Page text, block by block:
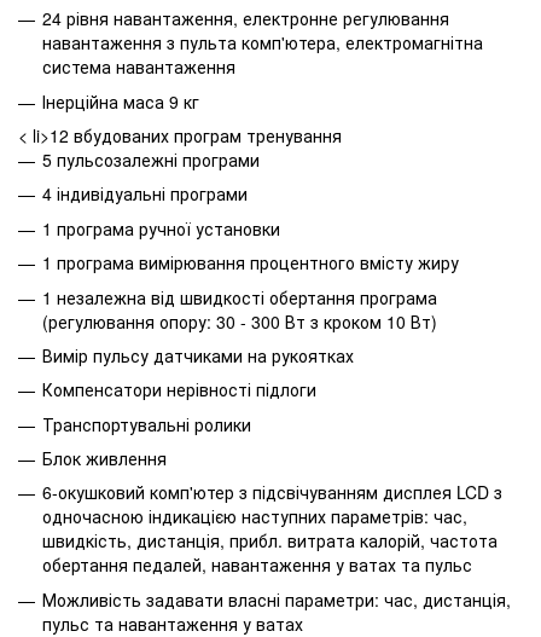
24 рівня навантаження, електронне регулювання
навантаження з пульта комп'ютера, електромагнітна
система навантаження
Інерційна маса 9 кг
< li>12 вбудованих програм тренування
5 пульсозалежні програми
4 індивідуальні програми
1 програма ручної установки
1 програма вимірювання процентного вмісту жиру
1 незалежна від швидкості обертання програма
(регулювання опору: 30 - 300 Вт з кроком 10 Вт)
Вимір пульсу датчиками на рукоятках
Компенсатори нерівності підлоги
Транспортувальні ролики
Блок живлення
6-окушковий комп'ютер з підсвічуванням дисплея LCD з
одночасною індикацією наступних параметрів: час,
швидкість, дистанція, прибл. витрата калорій, частота
обертання педалей, навантаження у ватах та пульс
Можливість задавати власні параметри: час, дистанція,
пульс та навантаження у ватах